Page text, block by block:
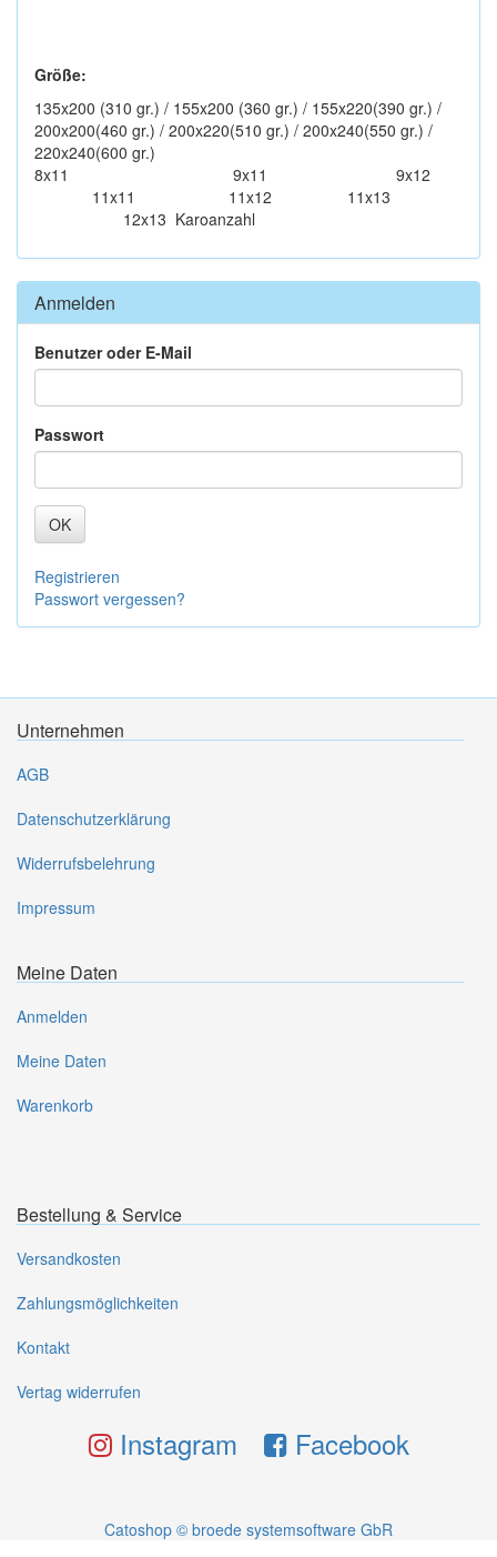
Größe:
135x200 (310 gr.) / 155x200 (360 gr.) / 155x220(390 gr.) /
200x200(460 gr.) / 200x220(510 gr.) / 200x240(550 gr.) /
220x240(600 gr.)
8x11 9x11 9x12
11x11 11x12 11x13
12x13 Karoanzahl
Anmelden
Benutzer oder E-Mail
Passwort
OK
Registrieren
Passwort vergessen?
Unternehmen
AGB
Datenschutzerklärung
Widerrufsbelehrung
Impressum
Meine Daten
Anmelden
Meine Daten
Warenkorb
Bestellung & Service
Versandkosten
Zahlungsmöglichkeiten
Kontakt
Vertag widerrufen
Instagram Facebook
Catoshop © broede systemsoftware GbR